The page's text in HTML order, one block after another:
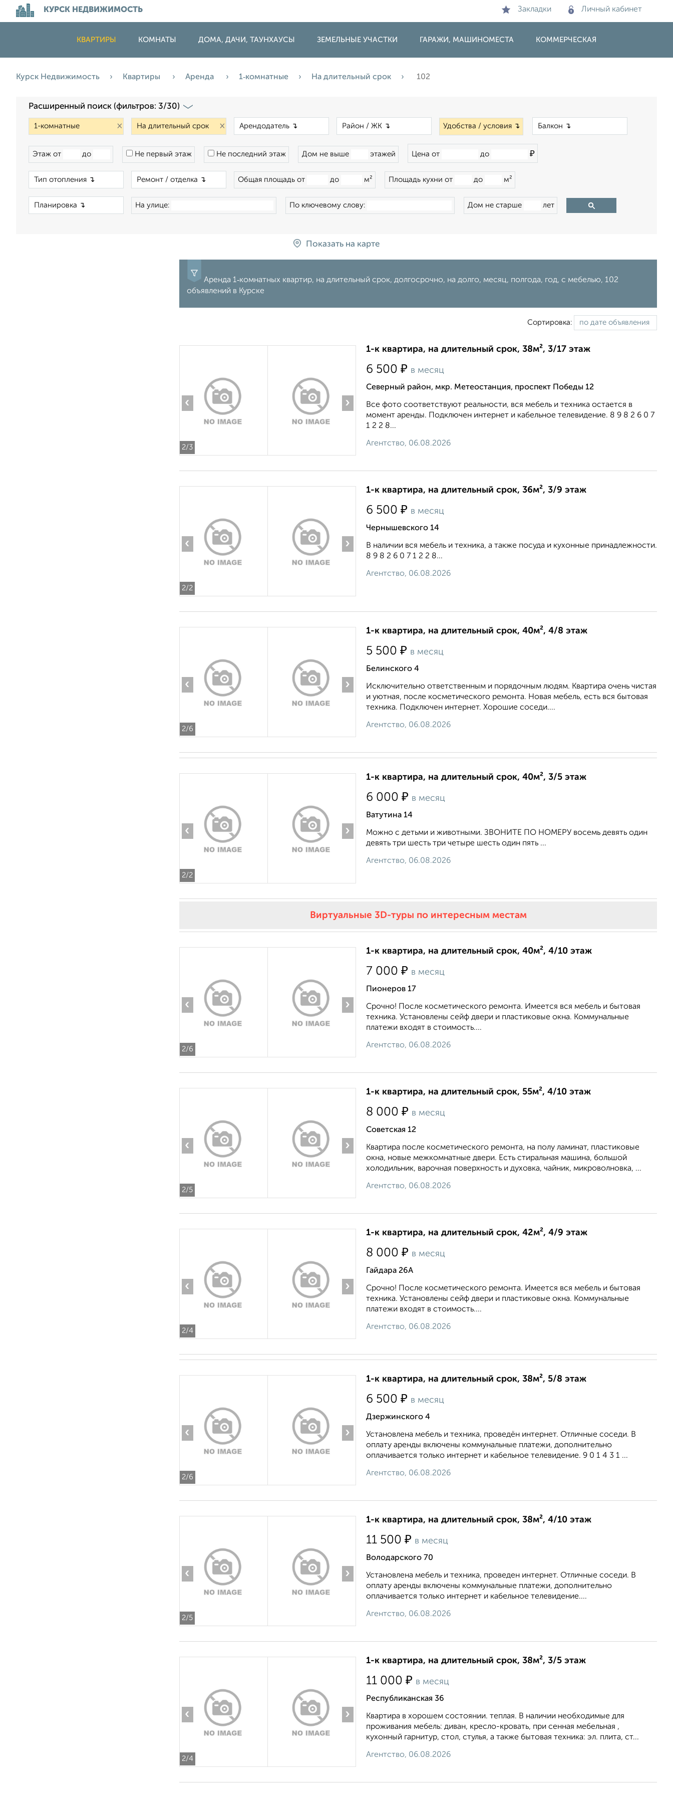
КУРСК НЕДВИЖИМОСТЬ Закладки Личный кабинет
КВАРТИРЫ КОМНАТЫ ДОМА, ДАЧИ, ТАУНХАУСЫ ЗЕМЕЛЬНЫЕ УЧАСТКИ ГАРАЖИ, МАШИНОМЕСТА КОММЕРЧЕСКАЯ
Курск Недвижимость Квартиры Аренда 1‑комнатные На длительный срок 102
Расширенный поиск (фильтров: 3/30)
× × Удобства / условия ↴
Этаж от до Не первый этаж Не последний этаж Дом не выше этажей Цена от до ₽
Общая площадь от до м² Площадь кухни от до м²
На улице: По ключевому слову: Дом не старше лет
Показать на карте
Аренда 1‑комнатных квартир, на длительный срок, долгосрочно, на долго, месяц, полгода, год, с мебелью, 102
объявлений в Курске
Сортировка:
2/3
‹ ›
1-к квартира, на длительный срок, 38м², 3/17 этаж
6 500 ₽ в месяц
Северный район, мкр. Метеостанция, проспект Победы 12
Все фото соответствуют реальности, вся мебель и техника остается в
момент аренды. Подключен интернет и кабельное телевидение. 8 9 8 2 6 0 7
1 2 2 8...
Агентство, 06.08.2026
2/2
‹ ›
1-к квартира, на длительный срок, 36м², 3/9 этаж
6 500 ₽ в месяц
Чернышевского 14
В наличии вся мебель и техника, а также посуда и кухонные принадлежности.
8 9 8 2 6 0 7 1 2 2 8...
Агентство, 06.08.2026
2/6
‹ ›
1-к квартира, на длительный срок, 40м², 4/8 этаж
5 500 ₽ в месяц
Белинского 4
Исключительно ответственным и порядочным людям. Квартира очень чистая
и уютная, после косметического ремонта. Новая мебель, есть вся бытовая
техника. Подключен интернет. Хорошие соседи....
Агентство, 06.08.2026
2/2
‹ ›
1-к квартира, на длительный срок, 40м², 3/5 этаж
6 000 ₽ в месяц
Ватутина 14
Можно с детьми и животными. ЗВОНИТЕ ПО НОМЕРУ восемь девять один
девять три шесть три четыре шесть один пять ...
Агентство, 06.08.2026
Виртуальные 3D-туры по интересным местам
2/6
‹ ›
1-к квартира, на длительный срок, 40м², 4/10 этаж
7 000 ₽ в месяц
Пионеров 17
Срочно! После косметического ремонта. Имеется вся мебель и бытовая
техника. Установлены сейф двери и пластиковые окна. Коммунальные
платежи входят в стоимость....
Агентство, 06.08.2026
2/5
‹ ›
1-к квартира, на длительный срок, 55м², 4/10 этаж
8 000 ₽ в месяц
Советская 12
Квартира после косметического ремонта, на полу ламинат, пластиковые
окна, новые межкомнатные двери. Есть стиральная машина, большой
холодильник, варочная поверхность и духовка, чайник, микроволновка, ...
Агентство, 06.08.2026
2/4
‹ ›
1-к квартира, на длительный срок, 42м², 4/9 этаж
8 000 ₽ в месяц
Гайдара 26А
Срочно! После косметического ремонта. Имеется вся мебель и бытовая
техника. Установлены сейф двери и пластиковые окна. Коммунальные
платежи входят в стоимость....
Агентство, 06.08.2026
2/6
‹ ›
1-к квартира, на длительный срок, 38м², 5/8 этаж
6 500 ₽ в месяц
Дзержинского 4
Установлена мебель и техника, проведён интернет. Отличные соседи. В
оплату аренды включены коммунальные платежи, дополнительно
оплачивается только интернет и кабельное телевидение. 9 0 1 4 3 1 ...
Агентство, 06.08.2026
2/5
‹ ›
1-к квартира, на длительный срок, 38м², 4/10 этаж
11 500 ₽ в месяц
Володарского 70
Установлена мебель и техника, проведен интернет. Отличные соседи. В
оплату аренды включены коммунальные платежи, дополнительно
оплачивается только интернет и кабельное телевидение....
Агентство, 06.08.2026
2/4
‹ ›
1-к квартира, на длительный срок, 38м², 3/5 этаж
11 000 ₽ в месяц
Республиканская 36
Квартира в хорошем состоянии. теплая. В наличии необходимые для
проживания мебель: диван, кресло-кровать, при сенная мебельная ,
кухонный гарнитур, стол, стулья, а также бытовая техника: эл. плита, ст...
Агентство, 06.08.2026